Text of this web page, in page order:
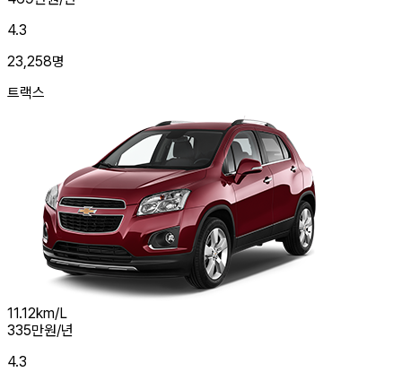
4.3
23,258명
트랙스
11.12km/L
335만원/년
4.3